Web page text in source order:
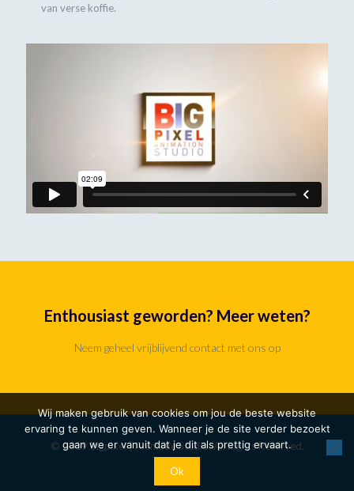
van verse koffie.
Enthousiast geworden? Meer weten?
Neem geheel vrijblijvend contact met ons op
© 2019 Bigpixel | Animatie Studio. All Rights Reserved.
Wij maken gebruik van cookies om jou de beste website
ervaring te kunnen geven. Wanneer je de site verder bezoekt
gaan we er vanuit dat je dit als prettig ervaart.
Ok